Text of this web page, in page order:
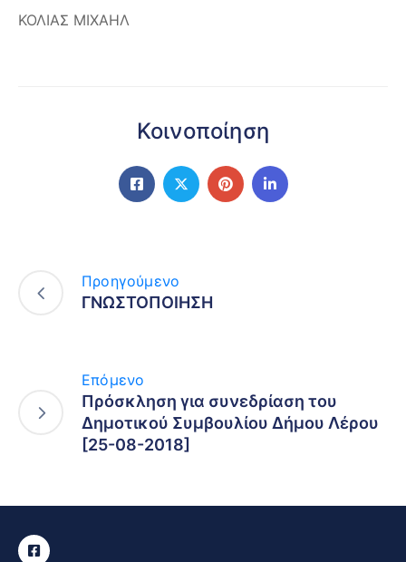
ΚΟΛΙΑΣ ΜΙΧΑΗΛ
Κοινοποίηση
Προηγούμενο
ΓΝΩΣΤΟΠΟΙΗΣΗ
Επόμενο
Πρόσκληση για συνεδρίαση του
Δημοτικού Συμβουλίου Δήμου Λέρου
[25-08-2018]